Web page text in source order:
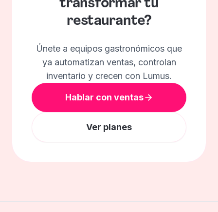
transformartu
restaurante?
Únete a equipos gastronómicos que
ya automatizan ventas, controlan
inventario y crecen con Lumus.
Hablar con ventas
Ver planes